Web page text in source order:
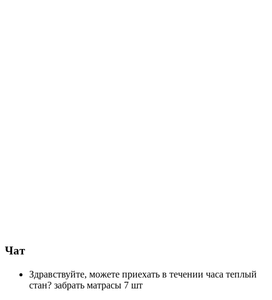
Чат
Здравствуйте, можете приехать в течении часа теплый
стан? забрать матрасы 7 шт